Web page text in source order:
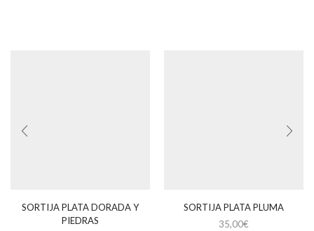
SORTIJA PLATA DORADA Y
PIEDRAS
SORTIJA PLATA PLUMA
35,00€